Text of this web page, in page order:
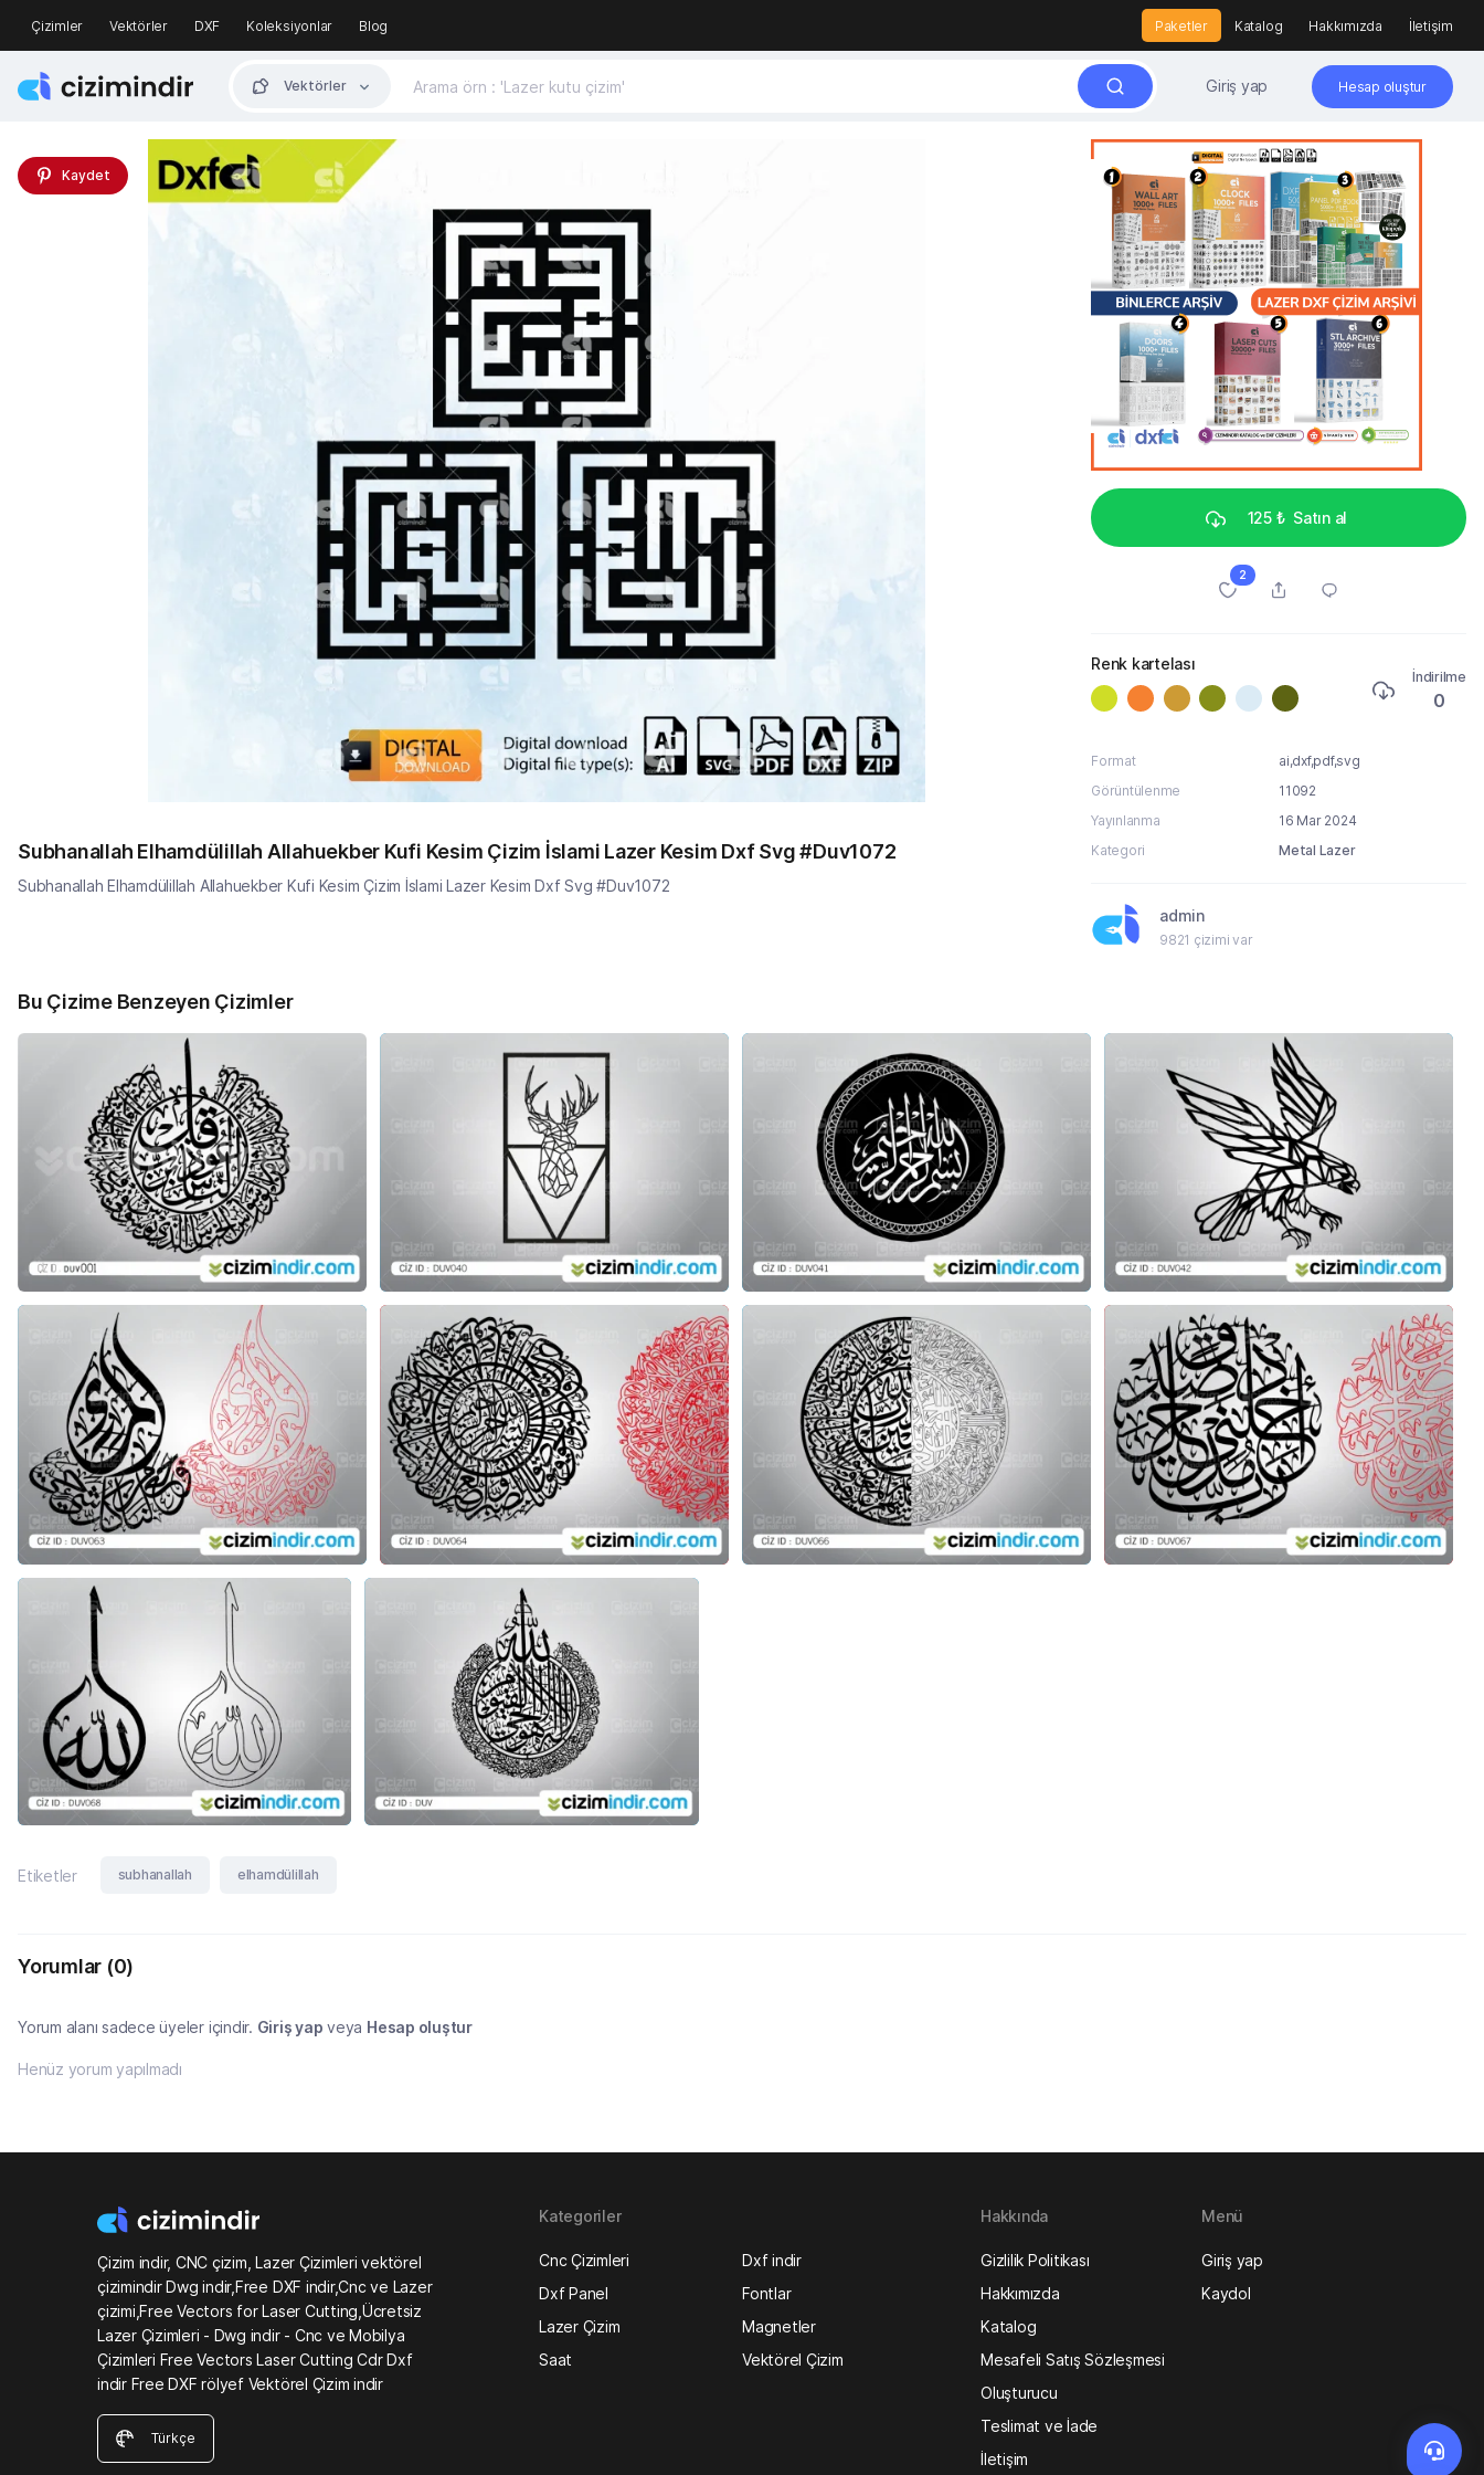
Çizimler Vektörler DXF Koleksiyonlar Blog Paketler Katalog Hakkımızda İletişim
Vektörler Giriş yap Hesap oluştur
Kaydet
Subhanallah Elhamdülillah Allahuekber Kufi Kesim Çizim İslami Lazer Kesim Dxf Svg #Duv1072
Subhanallah Elhamdülillah Allahuekber Kufi Kesim Çizim İslami Lazer Kesim Dxf Svg #Duv1072
125 ₺ Satın al
2
Renk kartelası
İndirilme
0
Format
ai,dxf,pdf,svg
Görüntülenme
11092
Yayınlanma
16 Mar 2024
Kategori
Metal Lazer
admin
9821 çizimi var
Bu Çizime Benzeyen Çizimler
Etiketler subhanallah elhamdülillah
Yorumlar (0)
Yorum alanı sadece üyeler içindir. Giriş yap veya Hesap oluştur
Henüz yorum yapılmadı
Çizim indir, CNC çizim, Lazer Çizimleri vektörel
çizimindir Dwg indir,Free DXF indir,Cnc ve Lazer
çizimi,Free Vectors for Laser Cutting,Ücretsiz
Lazer Çizimleri - Dwg indir - Cnc ve Mobilya
Çizimleri Free Vectors Laser Cutting Cdr Dxf
indir Free DXF rölyef Vektörel Çizim indir
Türkçe
Kategoriler
Cnc Çizimleri
Dxf indir
Dxf Panel
Fontlar
Lazer Çizim
Magnetler
Saat
Vektörel Çizim
Hakkında
Gizlilik Politikası
Hakkımızda
Katalog
Mesafeli Satış Sözleşmesi
Oluşturucu
Teslimat ve İade
İletişim
Menü
Giriş yap
Kaydol